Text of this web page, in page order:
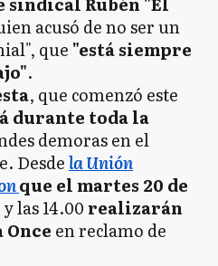
acusó de no ser un
que "está siempre
.
, que comenzó este
durante toda la
demoras en el
Desdela Unión
que el martes 20 de
las 14.00 realizarán
en reclamo de